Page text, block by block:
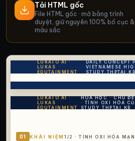
Tải HTML gốc
File HTML gốc · mở bằng trình
duyệt, giữ nguyên 100% bố cục &
màu sắc